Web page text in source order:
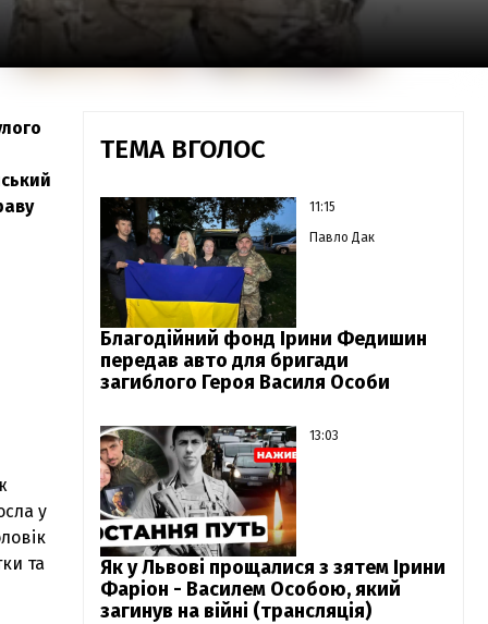
у
та
ТЕМА ВГОЛОС
11:15
Павло Дак
Благодійний фонд Ірини Федишин
передав авто для бригади
загиблого Героя Василя Особи
13:03
Як у Львові прощалися з зятем Ірини
Фаріон - Василем Особою, який
загинув на війні (трансляція)